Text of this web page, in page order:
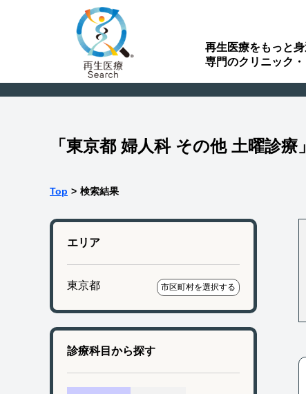
再生医療をもっと
専門のクリニック
「東京都 婦人科 その他 土曜診
Top > 検索結果
エリア
東京都 市区町村を選択する
診療科目から探す